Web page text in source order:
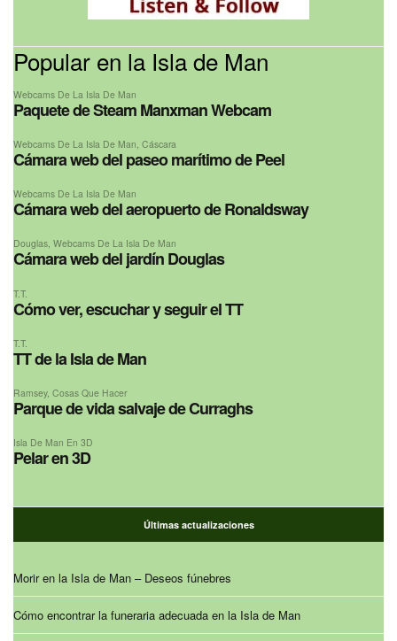
Popular en la Isla de Man
Webcams De La Isla De Man
Paquete de Steam Manxman Webcam
Webcams De La Isla De Man, Cáscara
Cámara web del paseo marítimo de Peel
Webcams De La Isla De Man
Cámara web del aeropuerto de Ronaldsway
Douglas, Webcams De La Isla De Man
Cámara web del jardín Douglas
T.T.
Cómo ver, escuchar y seguir el TT
T.T.
TT de la Isla de Man
Ramsey, Cosas Que Hacer
Parque de vida salvaje de Curraghs
Isla De Man En 3D
Pelar en 3D
Últimas actualizaciones
Morir en la Isla de Man – Deseos fúnebres
Cómo encontrar la funeraria adecuada en la Isla de Man